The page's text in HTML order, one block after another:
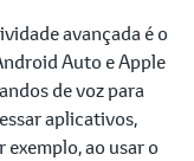
avançada é o
Auto e Apple
de voz para
aplicativos,
ao usar o